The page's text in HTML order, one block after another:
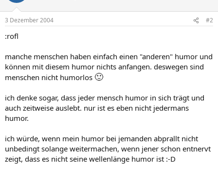
3 Dezember 2004 #2
:rofl
manche menschen haben einfach einen "anderen" humor und
können mit diesem humor nichts anfangen. deswegen sind
menschen nicht humorlos 🙂
ich denke sogar, dass jeder mensch humor in sich trägt und
auch zeitweise auslebt. nur ist es eben nicht jedermans
humor.
ich würde, wenn mein humor bei jemanden abprallt nicht
unbedingt solange weitermachen, wenn jener schon entnervt
zeigt, dass es nicht seine wellenlänge humor ist :-D